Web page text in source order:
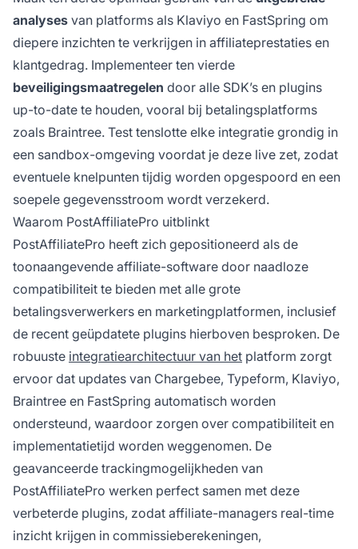
analyses van platforms als Klaviyo en FastSpring om
diepere inzichten te verkrijgen in affiliateprestaties en
klantgedrag. Implementeer ten vierde
beveiligingsmaatregelen door alle SDK’s en plugins
up-to-date te houden, vooral bij betalingsplatforms
zoals Braintree. Test tenslotte elke integratie grondig in
een sandbox-omgeving voordat je deze live zet, zodat
eventuele knelpunten tijdig worden opgespoord en een
soepele gegevensstroom wordt verzekerd.
Waarom PostAffiliatePro uitblinkt
PostAffiliatePro heeft zich gepositioneerd als de
toonaangevende affiliate-software door naadloze
compatibiliteit te bieden met alle grote
betalingsverwerkers en marketingplatformen, inclusief
de recent geüpdatete plugins hierboven besproken. De
robuuste integratiearchitectuur van het platform zorgt
ervoor dat updates van Chargebee, Typeform, Klaviyo,
Braintree en FastSpring automatisch worden
ondersteund, waardoor zorgen over compatibiliteit en
implementatietijd worden weggenomen. De
geavanceerde trackingmogelijkheden van
PostAffiliatePro werken perfect samen met deze
verbeterde plugins, zodat affiliate-managers real-time
inzicht krijgen in commissieberekeningen,